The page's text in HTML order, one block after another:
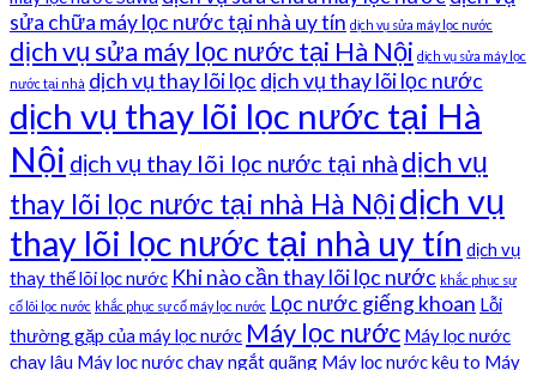
sửa chữa máy lọc nước tại nhà uy tín dịch vụ sửa máy lọc nước
dịch vụ sửa máy lọc nước tại Hà Nội dịch vụ sửa máy lọc
nước tại nhà dịch vụ thay lõi lọc dịch vụ thay lõi lọc nước
dịch vụ thay lõi lọc nước tại Hà
Nội dịch vụ thay lõi lọc nước tại nhà dịch vụ
thay lõi lọc nước tại nhà Hà Nộidịch vụ
thay lõi lọc nước tại nhà uy tín dịch vụ
thay thế lõi lọc nước Khi nào cần thay lõi lọc nước khắc phục sự
cố lõi lọc nước khắc phục sự cố máy lọc nước Lọc nước giếng khoan Lỗi
thường gặp của máy lọc nước Máy lọc nước Máy lọc nước
chạy lâu Máy lọc nước chạy ngắt quãng Máy lọc nước kêu to Máy